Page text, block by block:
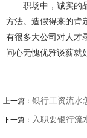
职场中，诚实的品
方法。造假得来的肯
有很多大公司对人才
问心无愧优雅谈薪就
上一篇： 银行工资流水
下一篇： 入职要银行流